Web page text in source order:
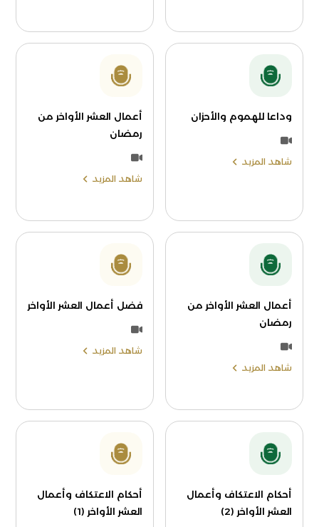
وداعا للهموم والأحزان
شاهد المزيد
أعمال العشر الأواخر من
رمضان
شاهد المزيد
أعمال العشر الأواخر من
رمضان
شاهد المزيد
فضل أعمال العشر الأواخر
شاهد المزيد
أحكام الاعتكاف وأعمال
العشر الأواخر (2)
أحكام الاعتكاف وأعمال
العشر الأواخر (1)